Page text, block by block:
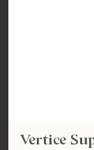
Vertice